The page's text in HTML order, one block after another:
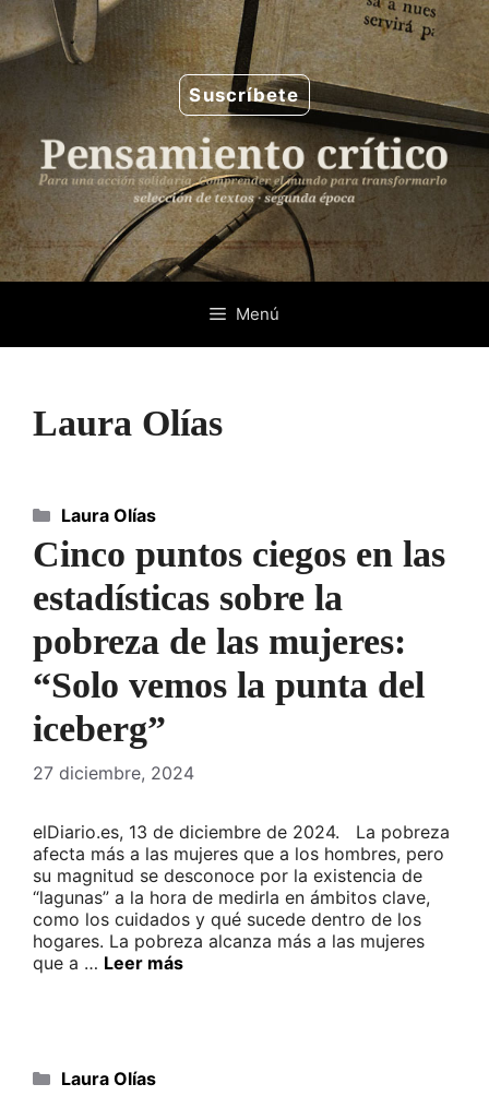
Saltar
al
contenido
Suscríbete
Menú
Laura Olías
Cinco puntos ciegos en las
estadísticas sobre la
pobreza de las mujeres:
“Solo vemos la punta del
iceberg”
27 diciembre, 2024
elDiario.es, 13 de diciembre de 2024. La pobreza
afecta más a las mujeres que a los hombres, pero
su magnitud se desconoce por la existencia de
“lagunas” a la hora de medirla en ámbitos clave,
como los cuidados y qué sucede dentro de los
hogares. La pobreza alcanza más a las mujeres
que a … Leer más
Categorías
Laura Olías
Categorías
Laura Olías